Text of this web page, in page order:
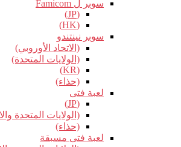
سوبر ل Famicom
(JP)
(HK)
سوبر نينتندو
(الاتحاد الأوروبي)
(الولايات المتحدة)
(KR)
(حذاء)
لعبة فتى
(JP)
(الولايات المتحدة
(حذاء)
لعبة فتى مسبقة